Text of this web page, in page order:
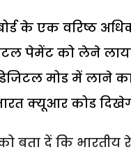
के एक वरिष्ठ
पेमेंट को लेने
मोड में लाने
क्यूआर कोड
बता दें कि